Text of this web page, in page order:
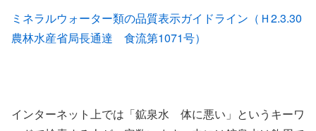
ミネラルウォーター類の品質表示ガイドライン（Ｈ2.3.30
農林水産省局長通達 食流第1071号）
インターネット上では「鉱泉水 体に悪い」というキーワ